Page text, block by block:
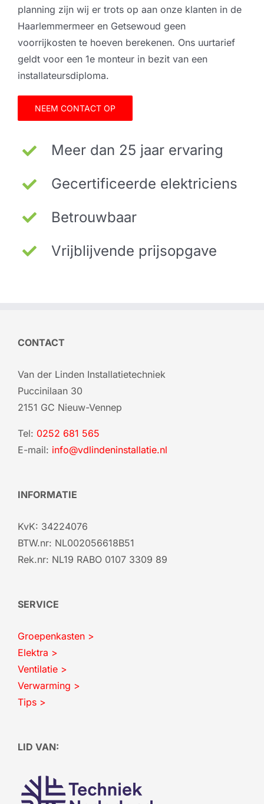
planning zijn wij er trots op aan onze klanten in de
Haarlemmermeer en Getsewoud geen
voorrijkosten te hoeven berekenen. Ons uurtarief
geldt voor een 1e monteur in bezit van een
installateursdiploma.
NEEM CONTACT OP
Meer dan 25 jaar ervaring
Gecertificeerde elektriciens
Betrouwbaar
Vrijblijvende prijsopgave
CONTACT
Van der Linden Installatietechniek
Puccinilaan 30
2151 GC Nieuw-Vennep
Tel: 0252 681 565
E-mail: info@vdlindeninstallatie.nl
INFORMATIE
KvK: 34224076
BTW.nr: NL002056618B51
Rek.nr: NL19 RABO 0107 3309 89
SERVICE
Groepenkasten >
Elektra >
Ventilatie >
Verwarming >
Tips >
LID VAN: